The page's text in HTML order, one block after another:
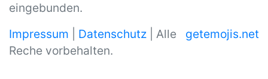
eingebunden.
getemojis.net
Impressum Datenschutz | Alle
Reche vorbehalten.